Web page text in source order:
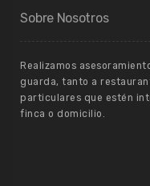
Sobre Nosotros
Realizamos
guarda, tanto a
particulares que estén
finca o domicilio.